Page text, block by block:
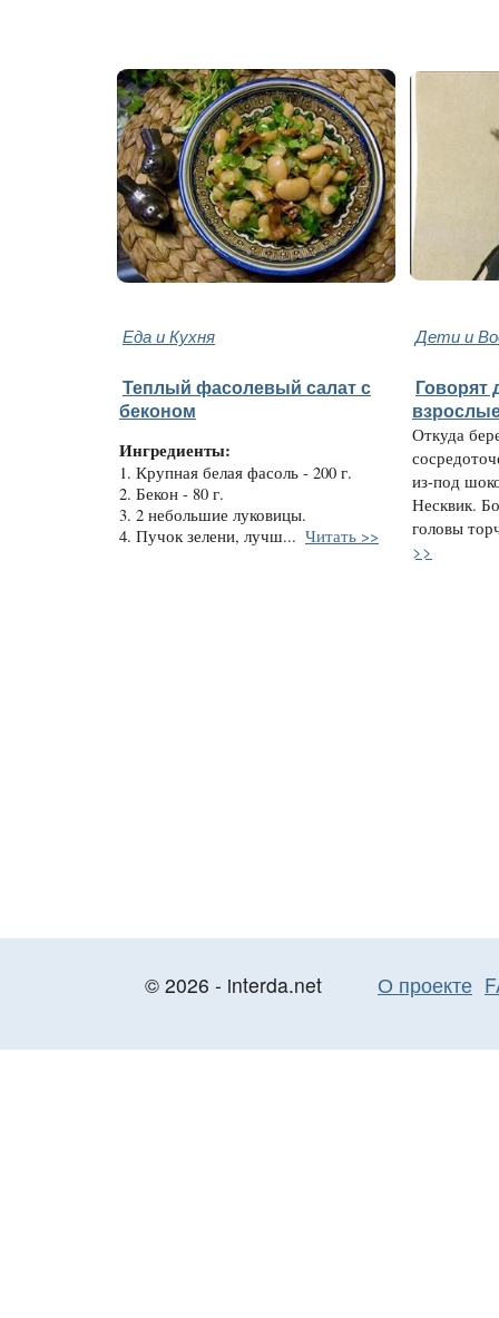
Еда и Кухня Дети и
Теплый фасолевый салат с
беконом
Ингредиенты:
1. Крупная белая фасоль - 200 г.
2. Бекон - 80 г.
3. 2 небольшие луковицы.
4. Пучок зелени, лучш... Читать >>
Говорят
Откуда
из-под
Несквик.
головы
>>
© 2026 - interda.net О проекте